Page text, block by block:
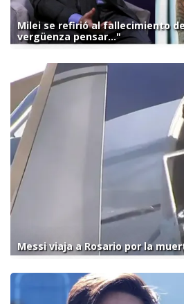
Milei se refirió al fallecimiento
vergüenza pensar..."
Messi viaja a Rosario por la